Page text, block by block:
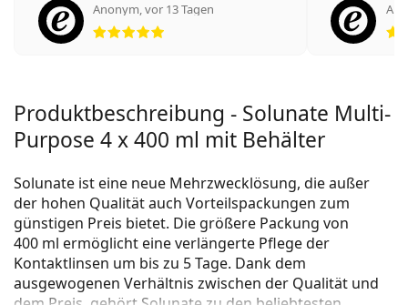
Anonym,vor 13 Tagen
Bewertung 5 aus 5
Produktbeschreibung - Solunate Multi-
Purpose 4 x 400 ml mit Behälter
Solunate ist eine neue Mehrzwecklösung, die außer
der hohen Qualität auch Vorteilspackungen zum
günstigen Preis bietet. Die größere Packung von
400 ml ermöglicht eine verlängerte Pflege der
Kontaktlinsen um bis zu 5 Tage. Dank dem
ausgewogenen Verhältnis zwischen der Qualität und